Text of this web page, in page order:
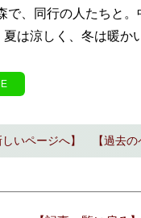
、同行の人たちと
は涼しく、冬は暖か
しいページへ】 【過去